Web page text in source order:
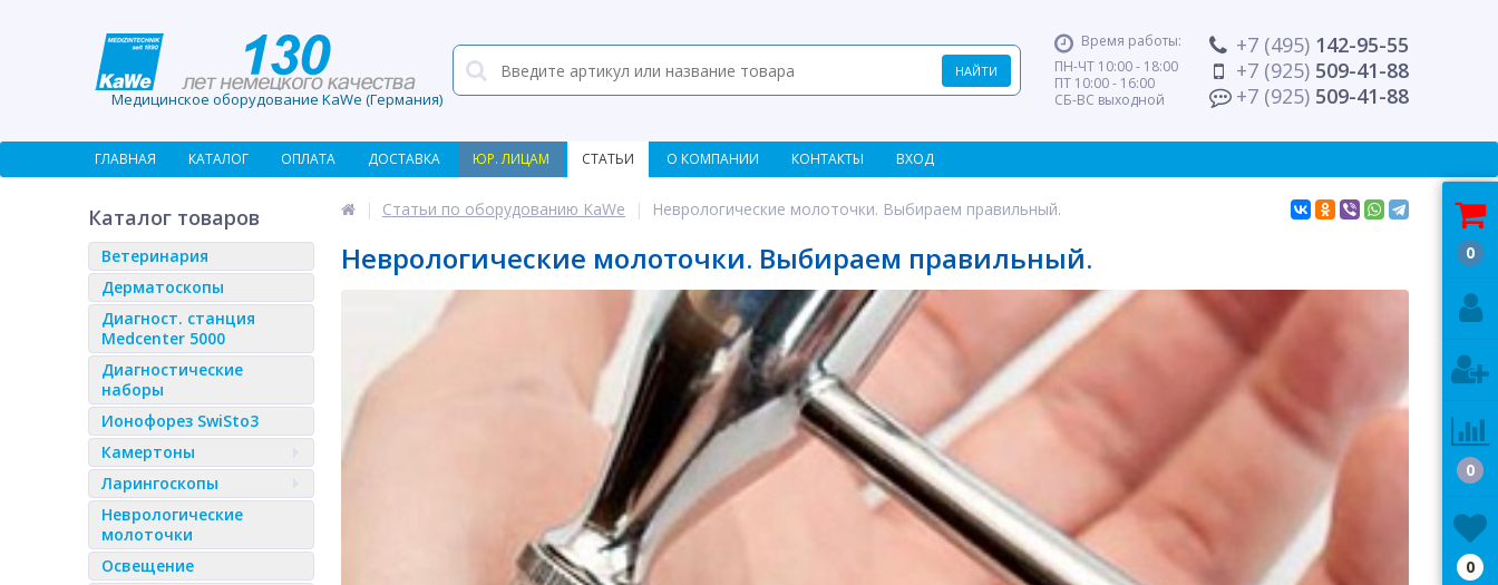
Медицинское оборудование KaWe (Германия)
Время работы:
ПН-ЧТ 10:00 - 18:00
ПТ 10:00 - 16:00
СБ-ВС выходной
+7 (495) 142-95-55
+7 (925) 509-41-88
+7 (925) 509-41-88
ГЛАВНАЯ КАТАЛОГ ОПЛАТА ДОСТАВКА ЮР. ЛИЦАМ СТАТЬИ О КОМПАНИИ КОНТАКТЫ ВХОД
Каталог товаров
Ветеринария
Дерматоскопы
Диагност. станция
Medcenter 5000
Диагностические
наборы
Ионофорез SwiSto3
Камертоны
Ларингоскопы
Неврологические
молоточки
Освещение
Статьи по оборудованию KaWe Неврологические молоточки. Выбираем правильный.
Неврологические молоточки. Выбираем правильный.
0
0
0